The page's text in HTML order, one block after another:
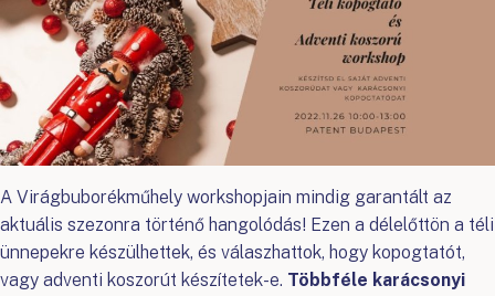
A Virágbuborékműhely workshopjain mindig garantált az
aktuális szezonra történő hangolódás! Ezen a délelőttön a téli
ünnepekre készülhettek, és válaszhattok, hogy kopogtatót,
vagy adventi koszorút készítetek-e. Többféle karácsonyi